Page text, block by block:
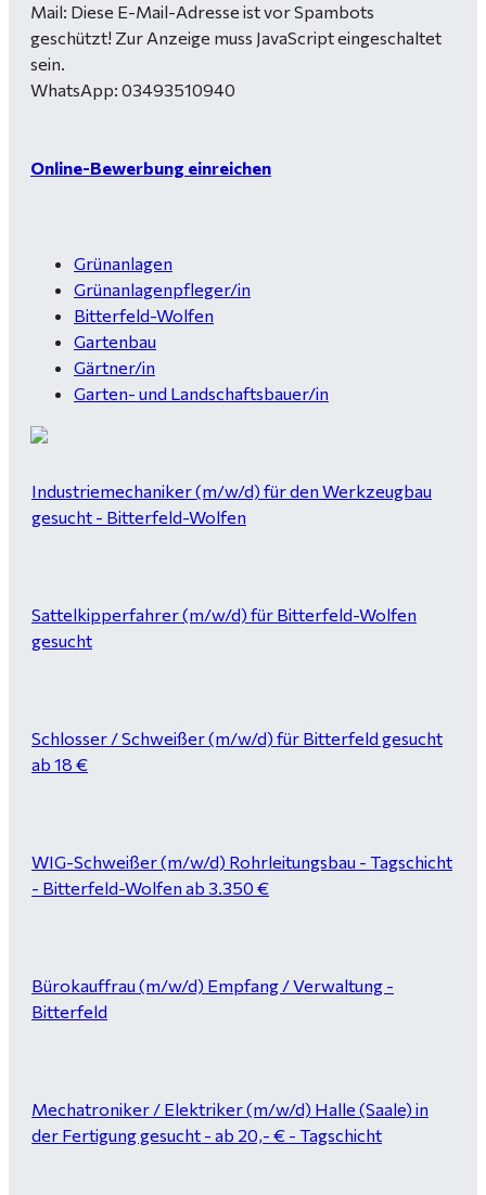
Mail: Diese E-Mail-Adresse ist vor Spambots
geschützt! Zur Anzeige muss JavaScript eingeschaltet
sein.
WhatsApp: 03493510940
Online-Bewerbung einreichen
Grünanlagen
Grünanlagenpfleger/in
Bitterfeld-Wolfen
Gartenbau
Gärtner/in
Garten- und Landschaftsbauer/in
Industriemechaniker (m/w/d) für den Werkzeugbau
gesucht - Bitterfeld-Wolfen
Sattelkipperfahrer (m/w/d) für Bitterfeld-Wolfen
gesucht
Schlosser / Schweißer (m/w/d) für Bitterfeld gesucht
ab 18 €
WIG-Schweißer (m/w/d) Rohrleitungsbau - Tagschicht
- Bitterfeld-Wolfen ab 3.350 €
Bürokauffrau (m/w/d) Empfang / Verwaltung -
Bitterfeld
Mechatroniker / Elektriker (m/w/d) Halle (Saale) in
der Fertigung gesucht - ab 20,- € - Tagschicht